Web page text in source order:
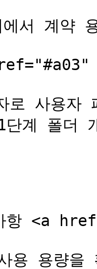
서 계약
로 사용자
계 폴더
항 <a
용 용량을